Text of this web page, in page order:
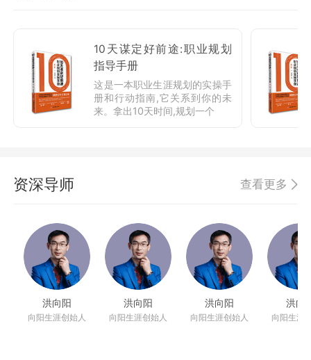
10天谋定好前途:职业规划
指导手册
这是一本职业生涯规划的实操手
册和行动指南,它关系到你的未
来。拿出10天时间,规划一个
资深导师 查看更多
洪向阳
向阳生涯创始人
洪向阳
向阳生涯创始人
洪向阳
向阳生涯创始人
洪向
向阳生涯